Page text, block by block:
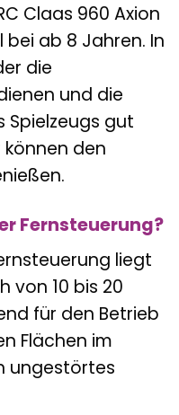
Claas 960 Axion
bei ab 8 Jahren. In
die
und die
Spielzeugs gut
können den
Fernsteuerung?
liegt
von 10 bis 20
für den Betrieb
Flächen im
ungestörtes